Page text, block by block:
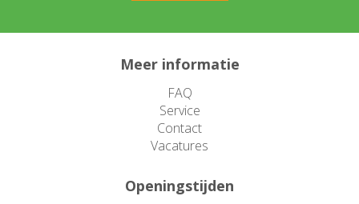
Meer informatie
FAQ
Service
Contact
Vacatures
Openingstijden